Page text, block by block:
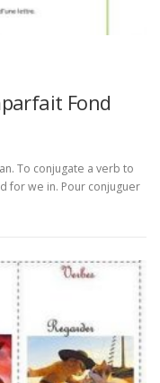
Fond
To conjugate a verb to
for we in. Pour conjuguer